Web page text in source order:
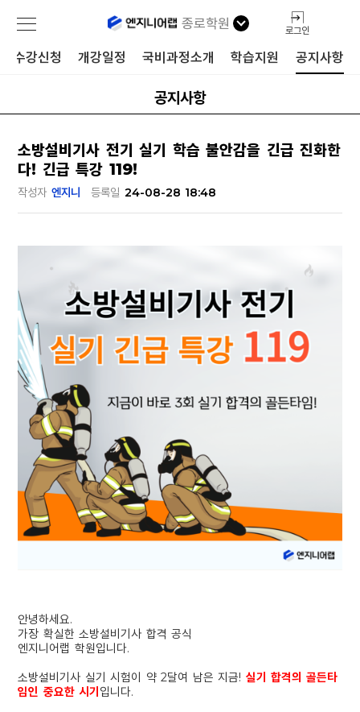
종로학원 로그인
수강신청 개강일정 국비과정소개 학습지원 공지사항
공지사항
소방설비기사 전기 실기 학습 불안감을 긴급 진화한
다! 긴급 특강 119!
작성자 엔지니 등록일 24-08-28 18:48
안녕하세요.
가장 확실한 소방설비기사 합격 공식
엔지니어랩 학원입니다.
소방설비기사 실기 시험이 약 2달여 남은 지금! 실기 합격의 골든타
임인 중요한 시기 입니다.